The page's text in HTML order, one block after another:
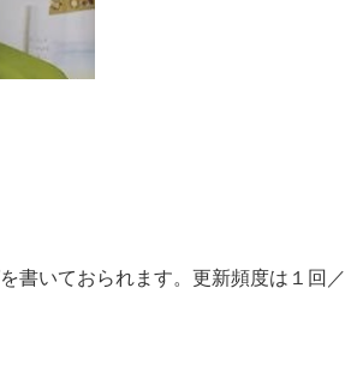
書いておられます。更新頻度は１回／